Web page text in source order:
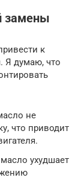
замены
к
Я думаю, что
не
что приводит
ухудшает